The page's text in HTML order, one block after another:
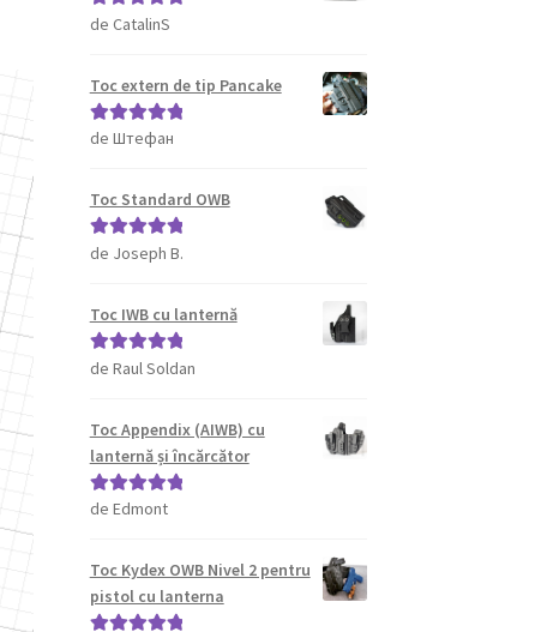
Evaluat la5
de CatalinS
Toc extern de tip Pancake
Evaluat la5
de Штефан
Toc Standard OWB
Evaluat la5
de Joseph B.
Toc IWB cu lanternă
Evaluat la5
de Raul Soldan
Toc Appendix (AIWB) cu
lanternă și încărcător
Evaluat la5
de Edmont
Toc Kydex OWB Nivel 2 pentru
pistol cu lanterna